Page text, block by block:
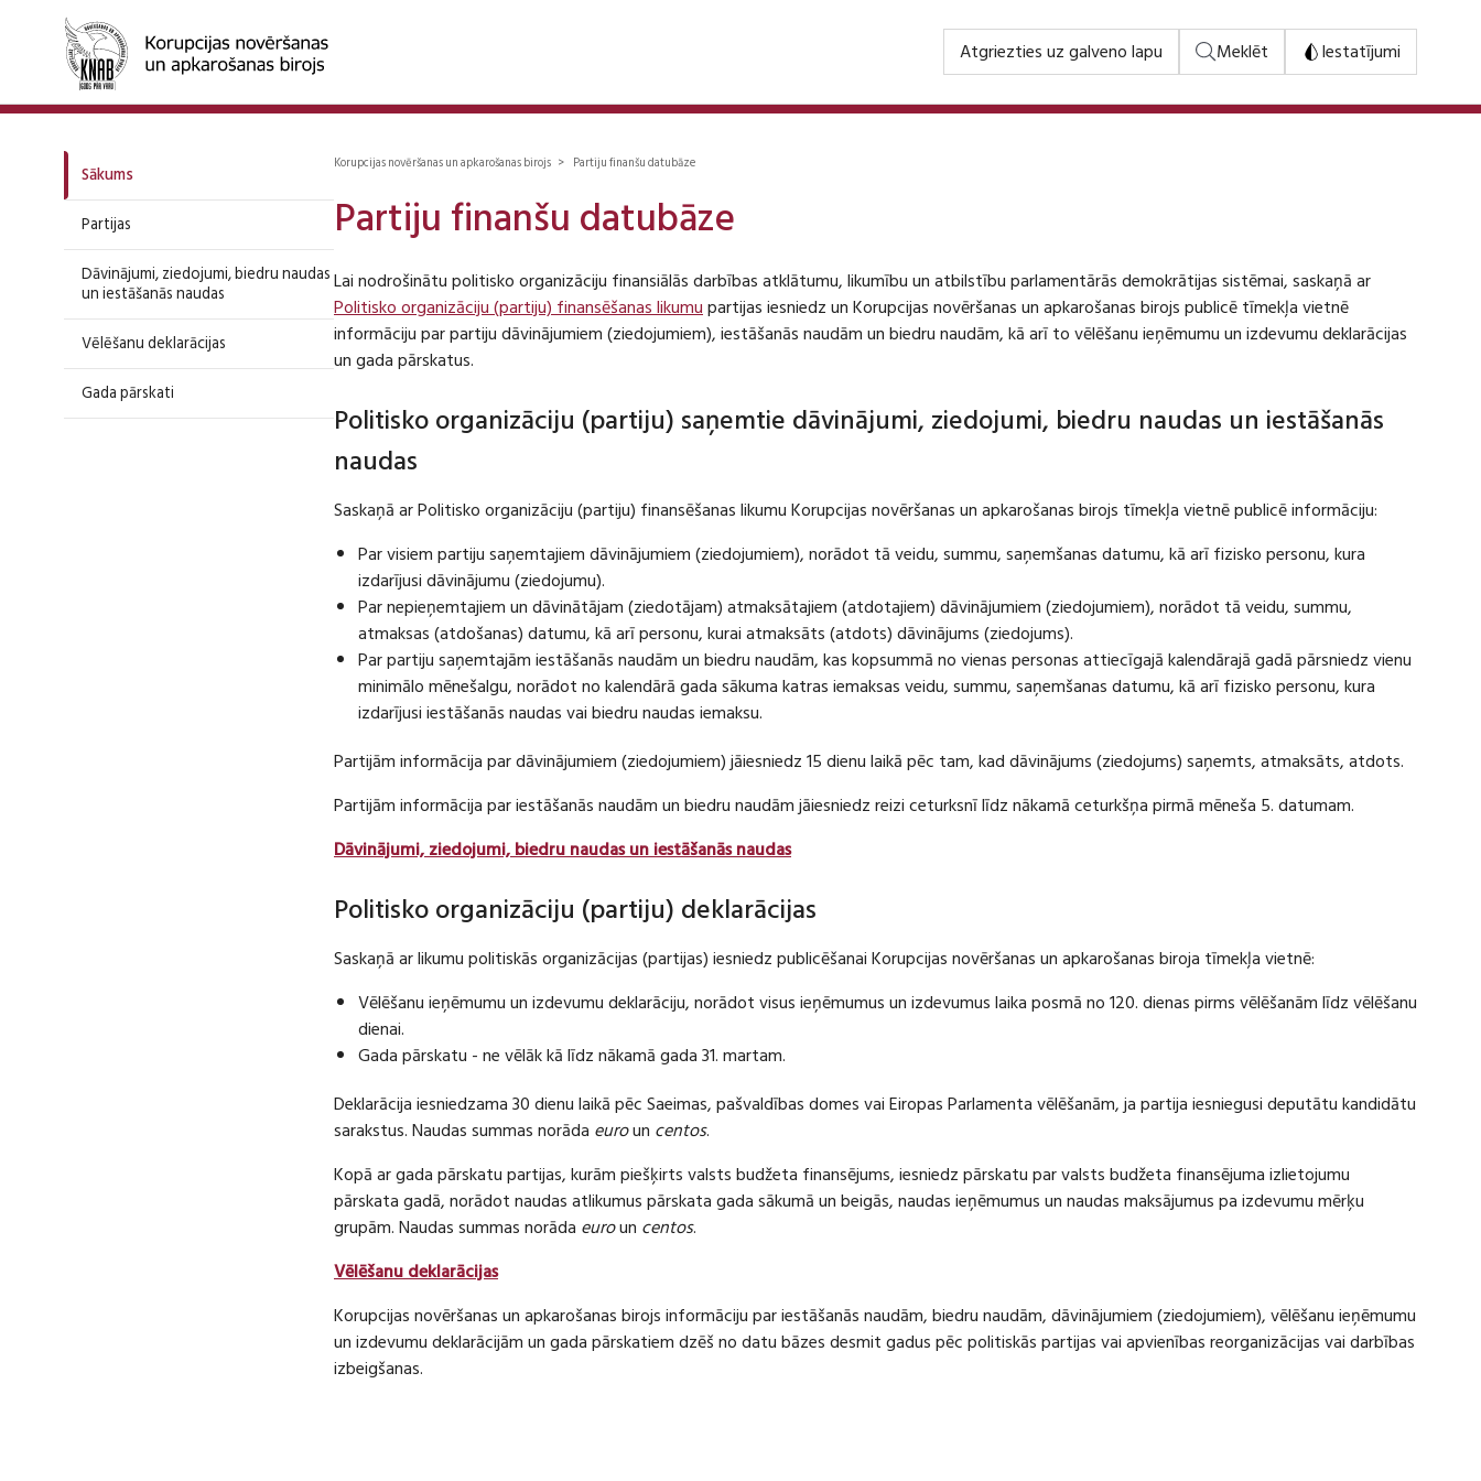
Atgriezties uz galveno lapu Meklēt Iestatījumi
Sākums
Partijas
Dāvinājumi, ziedojumi, biedru naudas
un iestāšanās naudas
Vēlēšanu deklarācijas
Gada pārskati
Korupcijas novēršanas un apkarošanas birojs > Partiju finanšu datubāze
Partiju finanšu datubāze
Lai nodrošinātu politisko organizāciju finansiālās darbības atklātumu, likumību un atbilstību parlamentārās demokrātijas sistēmai, saskaņā ar
Politisko organizāciju (partiju) finansēšanas likumupartijas iesniedz un Korupcijas novēršanas un apkarošanas birojs publicē tīmekļa vietnē
informāciju par partiju dāvinājumiem (ziedojumiem), iestāšanās naudām un biedru naudām, kā arī to vēlēšanu ieņēmumu un izdevumu deklarācijas
un gada pārskatus.
Politisko organizāciju (partiju) saņemtie dāvinājumi, ziedojumi, biedru naudas un iestāšanās
naudas
Saskaņā ar Politisko organizāciju (partiju) finansēšanas likumu Korupcijas novēršanas un apkarošanas birojs tīmekļa vietnē publicē informāciju:
Par visiem partiju saņemtajiem dāvinājumiem (ziedojumiem), norādot tā veidu, summu, saņemšanas datumu, kā arī fizisko personu, kura
izdarījusi dāvinājumu (ziedojumu).
Par nepieņemtajiem un dāvinātājam (ziedotājam) atmaksātajiem (atdotajiem) dāvinājumiem (ziedojumiem), norādot tā veidu, summu,
atmaksas (atdošanas) datumu, kā arī personu, kurai atmaksāts (atdots) dāvinājums (ziedojums).
Par partiju saņemtajām iestāšanās naudām un biedru naudām, kas kopsummā no vienas personas attiecīgajā kalendārajā gadā pārsniedz vienu
minimālo mēnešalgu, norādot no kalendārā gada sākuma katras iemaksas veidu, summu, saņemšanas datumu, kā arī fizisko personu, kura
izdarījusi iestāšanās naudas vai biedru naudas iemaksu.
Partijām informācija par dāvinājumiem (ziedojumiem) jāiesniedz 15 dienu laikā pēc tam, kad dāvinājums (ziedojums) saņemts, atmaksāts, atdots.
Partijām informācija par iestāšanās naudām un biedru naudām jāiesniedz reizi ceturksnī līdz nākamā ceturkšņa pirmā mēneša 5. datumam.
Dāvinājumi, ziedojumi, biedru naudas un iestāšanās naudas
Politisko organizāciju (partiju) deklarācijas
Saskaņā ar likumu politiskās organizācijas (partijas) iesniedz publicēšanai Korupcijas novēršanas un apkarošanas biroja tīmekļa vietnē:
Vēlēšanu ieņēmumu un izdevumu deklarāciju, norādot visus ieņēmumus un izdevumus laika posmā no 120. dienas pirms vēlēšanām līdz vēlēšanu
dienai.
Gada pārskatu - ne vēlāk kā līdz nākamā gada 31. martam.
Deklarācija iesniedzama 30 dienu laikā pēc Saeimas, pašvaldības domes vai Eiropas Parlamenta vēlēšanām, ja partija iesniegusi deputātu kandidātu
sarakstus. Naudas summas norāda euroun centos.
Kopā ar gada pārskatu partijas, kurām piešķirts valsts budžeta finansējums, iesniedz pārskatu par valsts budžeta finansējuma izlietojumu
pārskata gadā, norādot naudas atlikumus pārskata gada sākumā un beigās, naudas ieņēmumus un naudas maksājumus pa izdevumu mērķu
grupām. Naudas summas norāda euroun centos.
Vēlēšanu deklarācijas
Korupcijas novēršanas un apkarošanas birojs informāciju par iestāšanās naudām, biedru naudām, dāvinājumiem (ziedojumiem), vēlēšanu ieņēmumu
un izdevumu deklarācijām un gada pārskatiem dzēš no datu bāzes desmit gadus pēc politiskās partijas vai apvienības reorganizācijas vai darbības
izbeigšanas.